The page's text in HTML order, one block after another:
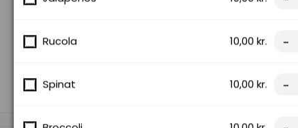
Rucola 10,00 kr. -
Spinat 10,00 kr. -